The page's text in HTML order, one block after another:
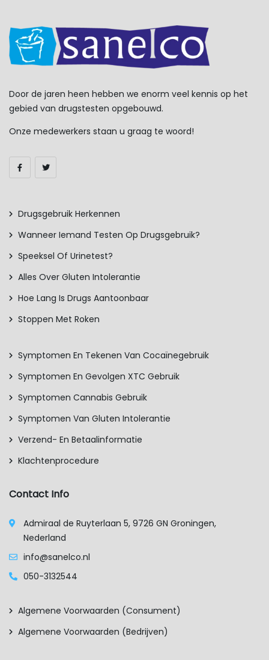
Door de jaren heen hebben we enorm veel kennis op het
gebied van drugstesten opgebouwd.
Onze medewerkers staan u graag te woord!
Drugsgebruik Herkennen
Wanneer Iemand Testen Op Drugsgebruik?
Speeksel Of Urinetest?
Alles Over Gluten Intolerantie
Hoe Lang Is Drugs Aantoonbaar
Stoppen Met Roken
Symptomen En Tekenen Van Cocaïnegebruik
Symptomen En Gevolgen XTC Gebruik
Symptomen Cannabis Gebruik
Symptomen Van Gluten Intolerantie
Verzend- En Betaalinformatie
Klachtenprocedure
Contact Info
Admiraal de Ruyterlaan 5, 9726 GN Groningen,
Nederland
info@sanelco.nl
050-3132544
Algemene Voorwaarden (consument)
Algemene Voorwaarden (bedrijven)